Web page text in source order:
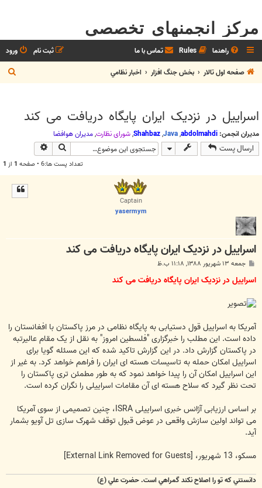
مرکز انجمنهای تخصصی
راهنما Rules تماس با ما ورود
ثبت نام
صفحه اول تالار
بخش جنگ افزار اخبار نظامي
س
اسراییل در نزدیک ایران پایگاه دریافت می کند
مدیران انجمن: abdolmahdi
,
Java
,
Shahbaz
,شوراي نظارت,مديران هوافضا
ارسال پست جستجو
تعداد پست ها:6 • صفحه 1 از 1
Captain
yasermym
اسراییل در نزدیک ایران پایگاه دریافت می کند
ت
جمعه ۱۳ شهریور ۱۳۸۸, ۱۱:۱۸ ب.ظ
اسراییل در نزدیک ایران پایگاه دریافت می کند
آمریکا به اسراییل قول دستیابی به پایگاه نظامی در مرز پاکستان با افغانستان را
داده است. این مطلب را خبرگزاری "فلسطین امروز" به نقل از یک مقام عالیرتبه
در پاکستان گزارش داد. در این گزارش تاکید شده که این مسئله گویا برای
اسراییل امکان حمله به تاسیسات هسته ای ایران را فراهم خواهد کرد. به غیر از
این اسراییل امکان آن را پیدا خواهد نمود که به طور مطمئن تری پاکستان را
تحت نظر گیرد که سلاح هسته ای آن مقامات اسراییلی را نگران کرده است.
بر اساس ارزیابی آژانس خبری اسراییلی ISRA، چنین تصمیمی از سوی آمریکا
می تواند اولین سازش واقعی در عوض قبول توقف شهرک سازی تل آویو بشمار
آید.
مسکو، 13 شهریور،
[External Link Removed for Guests]
دانستني که تو را اصلاح نکند گمراهي است. حضرت علي (ع)